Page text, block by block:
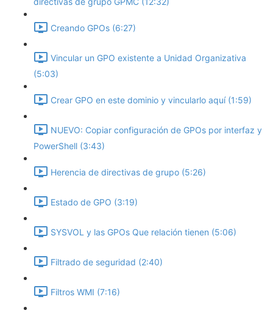
Creando GPOs (6:27)
Vincular un GPO existente a Unidad Organizativa
(5:03)
Crear GPO en este dominio y vincularlo aquí (1:59)
NUEVO: Copiar configuración de GPOs por interfaz y
PowerShell (3:43)
Herencia de directivas de grupo (5:26)
Estado de GPO (3:19)
SYSVOL y las GPOs Que relación tienen (5:06)
Filtrado de seguridad (2:40)
Filtros WMI (7:16)